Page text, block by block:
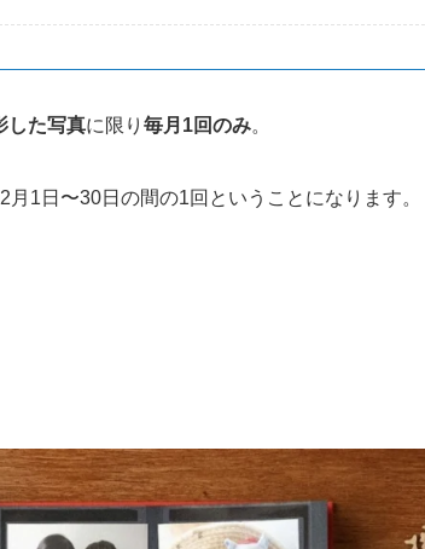
した写真に限り 毎月1回のみ。
1日〜30日の間の1回ということになります。